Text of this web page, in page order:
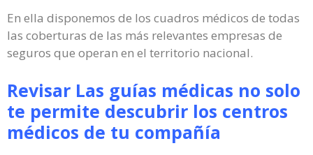
En ella disponemos de los cuadros médicos de todas
las coberturas de las más relevantes empresas de
seguros que operan en el territorio nacional.
Revisar Las guías médicas no solo
te permite descubrir los centros
médicos de tu compañía